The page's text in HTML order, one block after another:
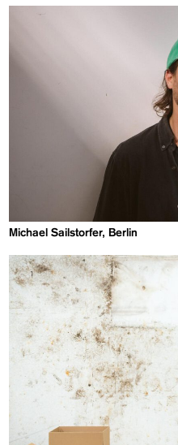
Michael Sailstorfer, Berlin